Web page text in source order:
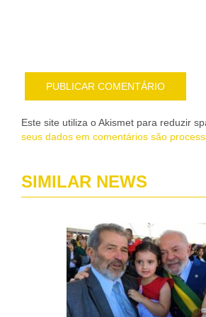
Este site utiliza o Akismet para reduzir
seus dados em comentários são
SIMILAR NEWS